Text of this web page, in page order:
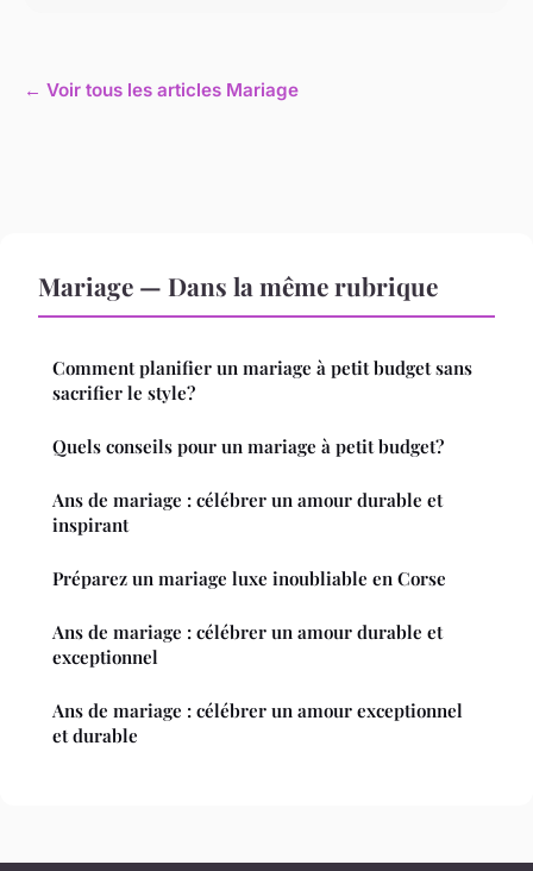
← Voir tous les articles Mariage
Mariage — Dans la même rubrique
Comment planifier un mariage à petit budget sans
sacrifier le style?
Quels conseils pour un mariage à petit budget?
Ans de mariage : célébrer un amour durable et
inspirant
Préparez un mariage luxe inoubliable en Corse
Ans de mariage : célébrer un amour durable et
exceptionnel
Ans de mariage : célébrer un amour exceptionnel
et durable